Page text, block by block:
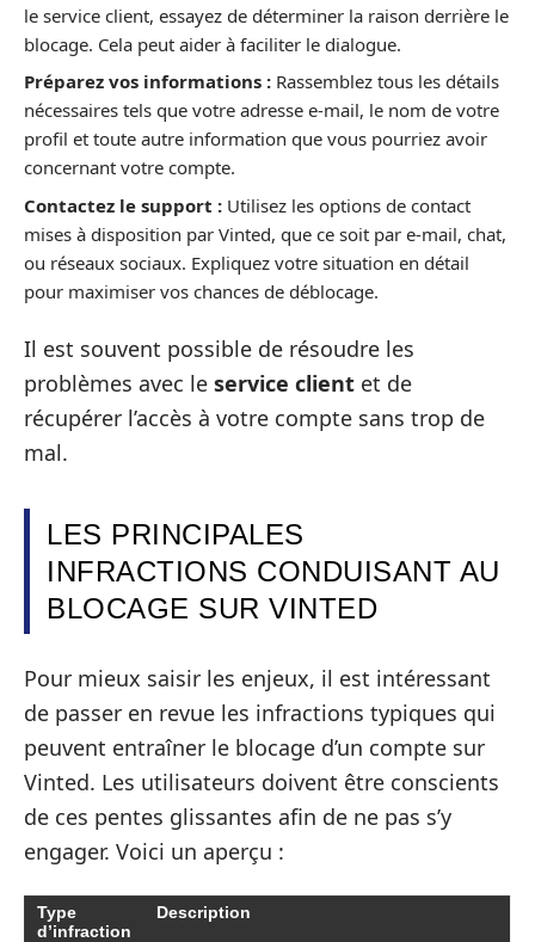
le service client, essayez de déterminer la raison derrière le
blocage. Cela peut aider à faciliter le dialogue.
Préparez vos informations : Rassemblez tous les détails
nécessaires tels que votre adresse e-mail, le nom de votre
profil et toute autre information que vous pourriez avoir
concernant votre compte.
Contactez le support : Utilisez les options de contact
mises à disposition par Vinted, que ce soit par e-mail, chat,
ou réseaux sociaux. Expliquez votre situation en détail
pour maximiser vos chances de déblocage.
Il est souvent possible de résoudre les
problèmes avec le service client et de
récupérer l’accès à votre compte sans trop de
mal.
LES PRINCIPALES
INFRACTIONS CONDUISANT AU
BLOCAGE SUR VINTED
Pour mieux saisir les enjeux, il est intéressant
de passer en revue les infractions typiques qui
peuvent entraîner le blocage d’un compte sur
Vinted. Les utilisateurs doivent être conscients
de ces pentes glissantes afin de ne pas s’y
engager. Voici un aperçu :
Type
d’infraction
Description